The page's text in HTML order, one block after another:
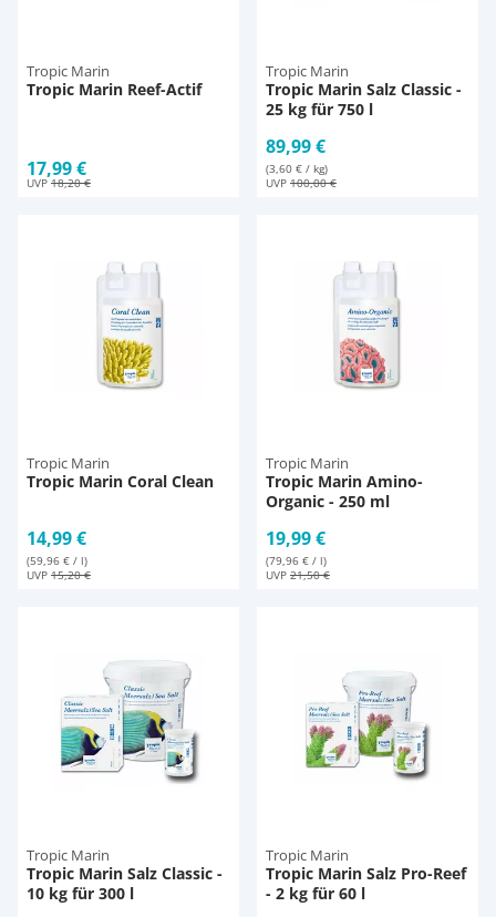
Tropic Marin
Tropic Marin Reef-Actif
17,99 €
UVP 18,20 €
Tropic Marin
Tropic Marin Salz Classic -
25 kg für 750 l
89,99 €
(3,60 € / kg)
UVP 100,00 €
Tropic Marin
Tropic Marin Coral Clean
14,99 €
(59,96 € / l)
UVP 15,20 €
Tropic Marin
Tropic Marin Amino-
Organic - 250 ml
19,99 €
(79,96 € / l)
UVP 21,50 €
Tropic Marin
Tropic Marin Salz Classic -
10 kg für 300 l
Tropic Marin
Tropic Marin Salz Pro-Reef
- 2 kg für 60 l